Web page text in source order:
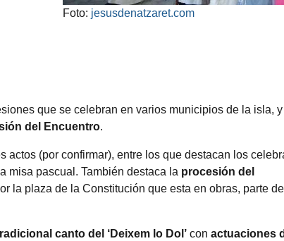
Foto: jesusdenatzaret.com
que se celebran en varios municipios de la isla,
del Encuentro.
actos (por confirmar), entre los que destacan los
misa pascual. También destaca la procesión del
la plaza de la Constitución que esta en obras, parte
canto del ‘Deixem lo Dol’ con actuaciones